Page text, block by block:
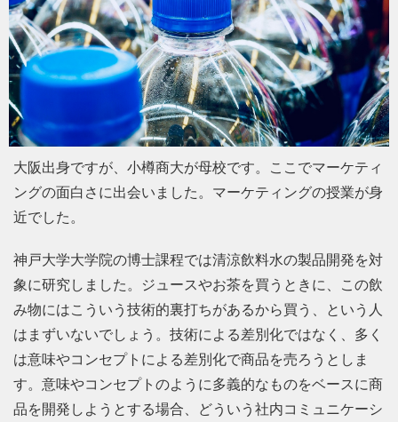
大阪出身ですが、小樽商大が母校です。ここでマーケティ
ングの面白さに出会いました。マーケティングの授業が身
近でした。
神戸大学大学院の博士課程では清涼飲料水の製品開発を対
象に研究しました。ジュースやお茶を買うときに、この飲
み物にはこういう技術的裏打ちがあるから買う、という人
はまずいないでしょう。技術による差別化ではなく、多く
は意味やコンセプトによる差別化で商品を売ろうとしま
す。意味やコンセプトのように多義的なものをベースに商
品を開発しようとする場合、どういう社内コミュニケーシ